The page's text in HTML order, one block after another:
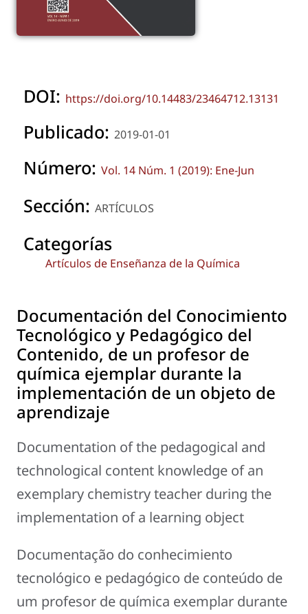
DOI: https://doi.org/10.14483/23464712.13131
Publicado: 2019-01-01
Número: Vol. 14 Núm. 1 (2019): Ene-Jun
Sección: ARTÍCULOS
Categorías
Artículos de Enseñanza de la Química
Documentación del Conocimiento
Tecnológico y Pedagógico del
Contenido, de un profesor de
química ejemplar durante la
implementación de un objeto de
aprendizaje
Documentation of the pedagogical and
technological content knowledge of an
exemplary chemistry teacher during the
implementation of a learning object
Documentação do conhecimiento
tecnológico e pedagógico de conteúdo de
um profesor de química exemplar durante